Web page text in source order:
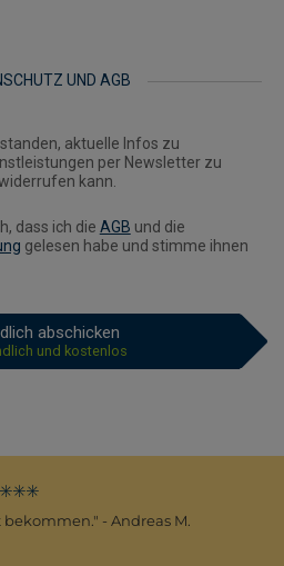
UND AGB
aktuelle Infos zu
per Newsletter zu
kann.
dass ich die AGB und die
gelesen habe und stimme ihnen
abschicken
und kostenlos
- Andreas M.